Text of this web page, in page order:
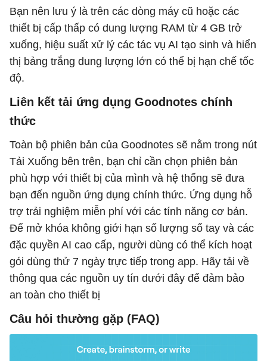
Bạn nên lưu ý là trên các dòng máy cũ hoặc các
thiết bị cấp thấp có dung lượng RAM từ 4 GB trở
xuống, hiệu suất xử lý các tác vụ AI tạo sinh và hiển
thị bảng trắng dung lượng lớn có thể bị hạn chế tốc
độ.
Liên kết tải ứng dụng Goodnotes chính
thức
Toàn bộ phiên bản của Goodnotes sẽ nằm trong nút
Tải Xuống bên trên, bạn chỉ cần chọn phiên bản
phù hợp với thiết bị của mình và hệ thống sẽ đưa
bạn đến nguồn ứng dụng chính thức. Ứng dụng hỗ
trợ trải nghiệm miễn phí với các tính năng cơ bản.
Để mở khóa không giới hạn số lượng sổ tay và các
đặc quyền AI cao cấp, người dùng có thể kích hoạt
gói dùng thử 7 ngày trực tiếp trong app. Hãy tải về
thông qua các nguồn uy tín dưới đây để đảm bảo
an toàn cho thiết bị
Câu hỏi thường gặp (FAQ)